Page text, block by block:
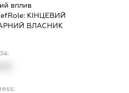
вплив
КІНЦЕВИЙ
ВЛАСНИК